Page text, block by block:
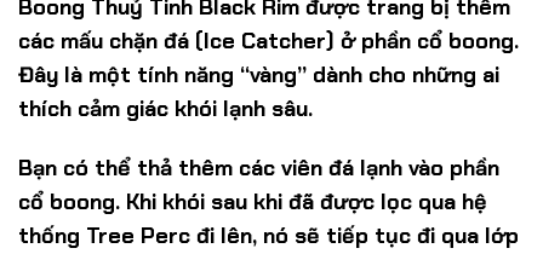
Boong Thuỷ Tinh Black Rim được trang bị thêm
các mấu chặn đá (Ice Catcher) ở phần cổ boong.
Đây là một tính năng “vàng” dành cho những ai
thích cảm giác khói lạnh sâu.
Bạn có thể thả thêm các viên đá lạnh vào phần
cổ boong. Khi khói sau khi đã được lọc qua hệ
thống Tree Perc đi lên, nó sẽ tiếp tục đi qua lớp